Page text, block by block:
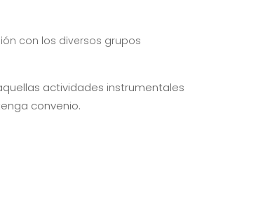
con los diversos grupos
actividades instrumentales
convenio.